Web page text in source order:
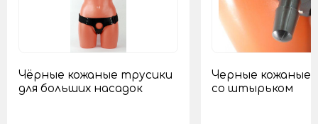
Чёрные кожаные трусики
для больших насадок
Черные кожаные
со штырьком